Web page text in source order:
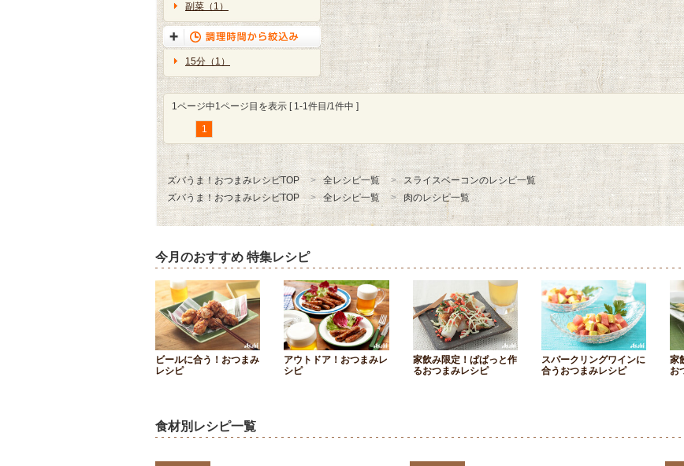
副菜（1）
15分（1）
1ページ中1ページ目を表示 [ 1-1件目/1件中 ]
1
ズバうま！おつまみレシピTOP 全レシピ一覧
スライスベーコンのレシピ一覧
ズバうま！おつまみレシピTOP
全レシピ一覧 肉のレシピ一覧
今月のおすすめ 特集レシピ
ビールに合う！おつまみ
レシピ
アウトドア！おつまみレ
シピ
家飲み限定！ぱぱっと作
るおつまみレシピ
スパークリングワインに
合うおつまみレシピ
家
お
食材別レシピ一覧